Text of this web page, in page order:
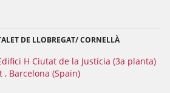
DE LLOBREGAT/ CORNELLÀ
H Ciutat de la Justícia (3a planta)
, Barcelona (Spain)